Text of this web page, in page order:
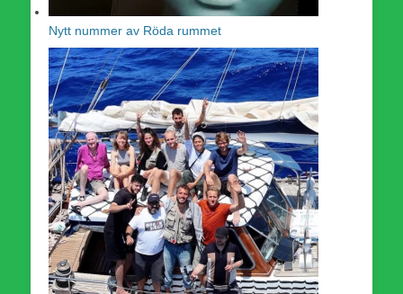
Nytt nummer av Röda rummet